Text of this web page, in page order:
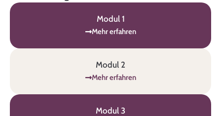
Modul 1
Mehr erfahren
Modul 2
Mehr erfahren
Modul 3